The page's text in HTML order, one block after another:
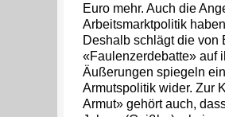
Euro mehr. Auch die
Arbeitsmarktpolitik
Deshalb schlägt die von
«Faulenzerdebatte» auf
Äußerungen spiegeln
Armutspolitik wider. Zur
Armut» gehört auch,